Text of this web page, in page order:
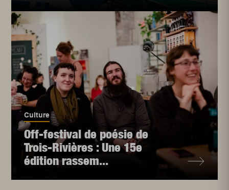
Culture
Off-festival de poésie de
Trois-Rivières : Une 15e
édition rassem...